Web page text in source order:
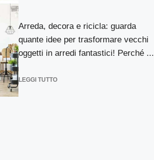
Arreda, decora e ricicla: guarda
quante idee per trasformare vecchi
oggetti in arredi fantastici! Perché ...
LEGGI TUTTO